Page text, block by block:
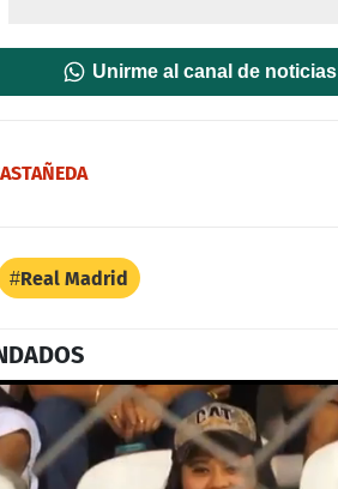
Unirme al canal de noticias
Real Madrid